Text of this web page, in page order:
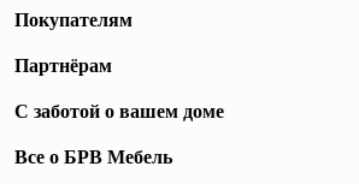
Покупателям
Партнёрам
С заботой о вашем доме
Все о БРВ Мебель